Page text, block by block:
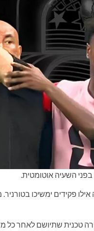
השעיה אוטומטית.
פקידים ימשיכו בטורניר.
טכנית שתיושם לאחר כל